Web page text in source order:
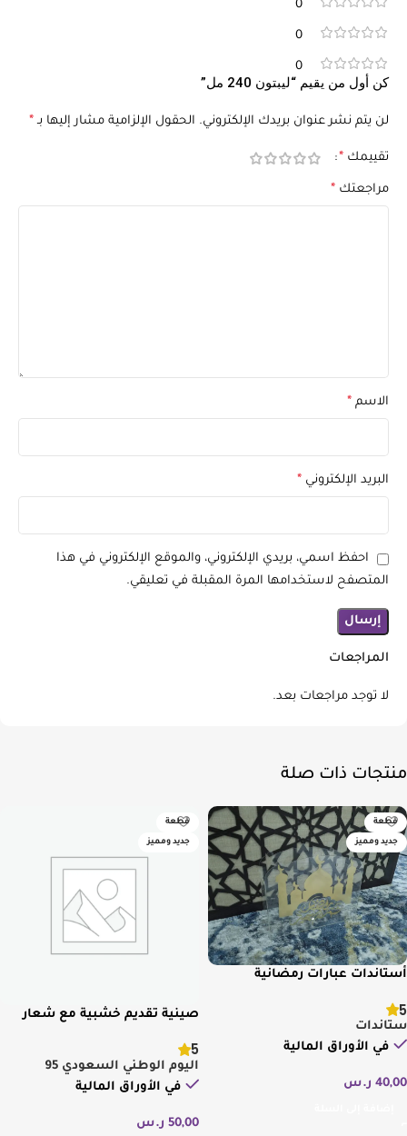
0
0
0
المراجعات
لا توجد مراجعات بعد.
كن أول من يقيم “ليبتون 240 مل”
لن يتم نشر عنوان بريدك الإلكتروني. الحقول الإلزامية مشار إليها بـ *
تقييمك *
مراجعتك *
الاسم *
البريد الإلكتروني *
احفظ اسمي، بريدي الإلكتروني، والموقع الإلكتروني في هذا
المتصفح لاستخدامها المرة المقبلة في تعليقي.
منتجات ذات صلة
قطعة
جديد ومميز
أستاندات عبارات رمضانية
5
ستاندات
في الأوراق المالية
40,00 ر.س
قطعة
جديد ومميز
صينية تقديم خشبية مع شعار
5
اليوم الوطني السعودي 95
في الأوراق المالية
50,00 ر.س